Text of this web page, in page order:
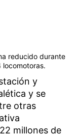
reducido durante
locomotoras.
y
y se
otras
millones de